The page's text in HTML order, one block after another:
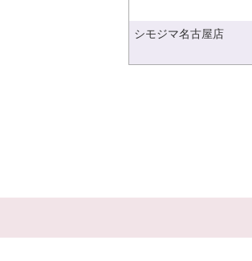
シモジマ名古屋店